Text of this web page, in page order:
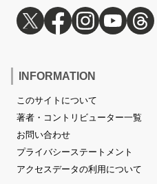
INFORMATION
このサイトについて
著者・コントリビューター一覧
お問い合わせ
プライバシーステートメント
アクセスデータの利用について